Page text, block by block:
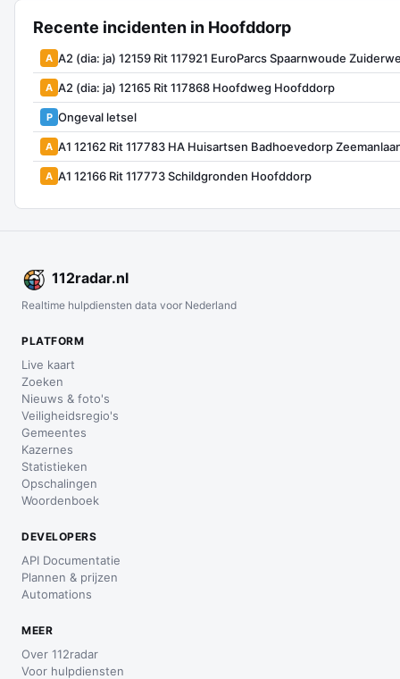
Recente incidenten in Hoofddorp
A A2 (dia: ja) 12159 Rit 117921 EuroParcs Spaarnwoude
A A2 (dia: ja) 12165 Rit 117868 Hoofdweg Hoofddorp
P Ongeval letsel
A A1 12162 Rit 117783 HA Huisartsen Badhoevedorp
A A1 12166 Rit 117773 Schildgronden Hoofddorp
112radar.nl
Realtime hulpdiensten data voor Nederland
PLATFORM
Live kaart
Zoeken
Nieuws & foto's
Veiligheidsregio's
Gemeentes
Kazernes
Statistieken
Opschalingen
Woordenboek
DEVELOPERS
API Documentatie
Plannen & prijzen
Automations
MEER
Over 112radar
Voor hulpdiensten